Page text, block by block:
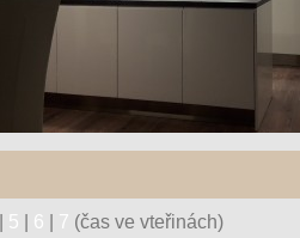
5 6 7 (čas ve vteřinách)